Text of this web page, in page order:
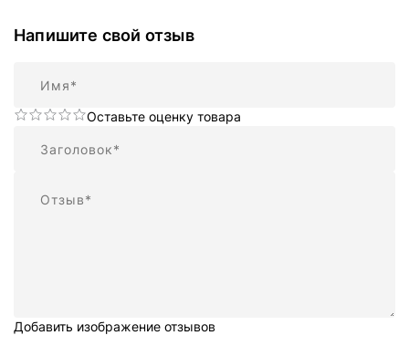
Напишите свой отзыв
Оставьте оценку товара
Добавить изображение отзывов